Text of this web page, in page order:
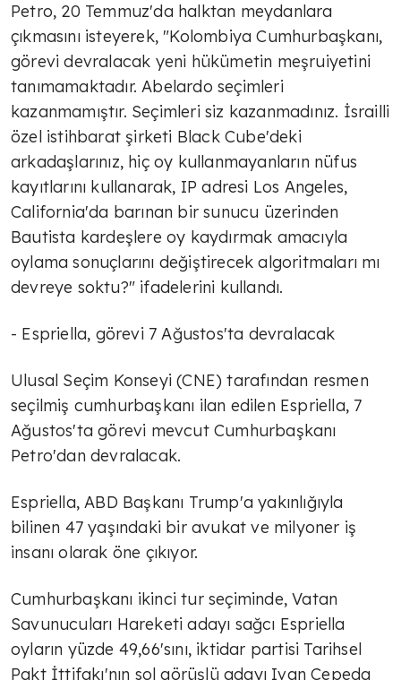
Petro, 20 Temmuz'da halktan meydanlara
çıkmasını isteyerek, "Kolombiya Cumhurbaşkanı,
görevi devralacak yeni hükümetin meşruiyetini
tanımamaktadır. Abelardo seçimleri
kazanmamıştır. Seçimleri siz kazanmadınız. İsrailli
özel istihbarat şirketi Black Cube'deki
arkadaşlarınız, hiç oy kullanmayanların nüfus
kayıtlarını kullanarak, IP adresi Los Angeles,
California'da barınan bir sunucu üzerinden
Bautista kardeşlere oy kaydırmak amacıyla
oylama sonuçlarını değiştirecek algoritmaları mı
devreye soktu?" ifadelerini kullandı.
- Espriella, görevi 7 Ağustos'ta devralacak
Ulusal Seçim Konseyi (CNE) tarafından resmen
seçilmiş cumhurbaşkanı ilan edilen Espriella, 7
Ağustos'ta görevi mevcut Cumhurbaşkanı
Petro'dan devralacak.
Espriella, ABD Başkanı Trump'a yakınlığıyla
bilinen 47 yaşındaki bir avukat ve milyoner iş
insanı olarak öne çıkıyor.
Cumhurbaşkanı ikinci tur seçiminde, Vatan
Savunucuları Hareketi adayı sağcı Espriella
oyların yüzde 49,66'sını, iktidar partisi Tarihsel
Pakt İttifakı'nın sol görüşlü adayı Ivan Cepeda